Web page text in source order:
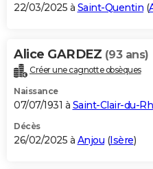
22/03/2025 à Saint-Quentin (
Alice GARDEZ (93 ans)
Créer une cagnotte obsèques
Naissance
07/07/1931 à Saint-Clair-du-
Décès
26/02/2025 à Anjou (Isère)